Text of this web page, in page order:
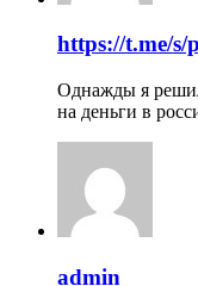
https://t.me/s/
Однажды я
на деньги в
admin